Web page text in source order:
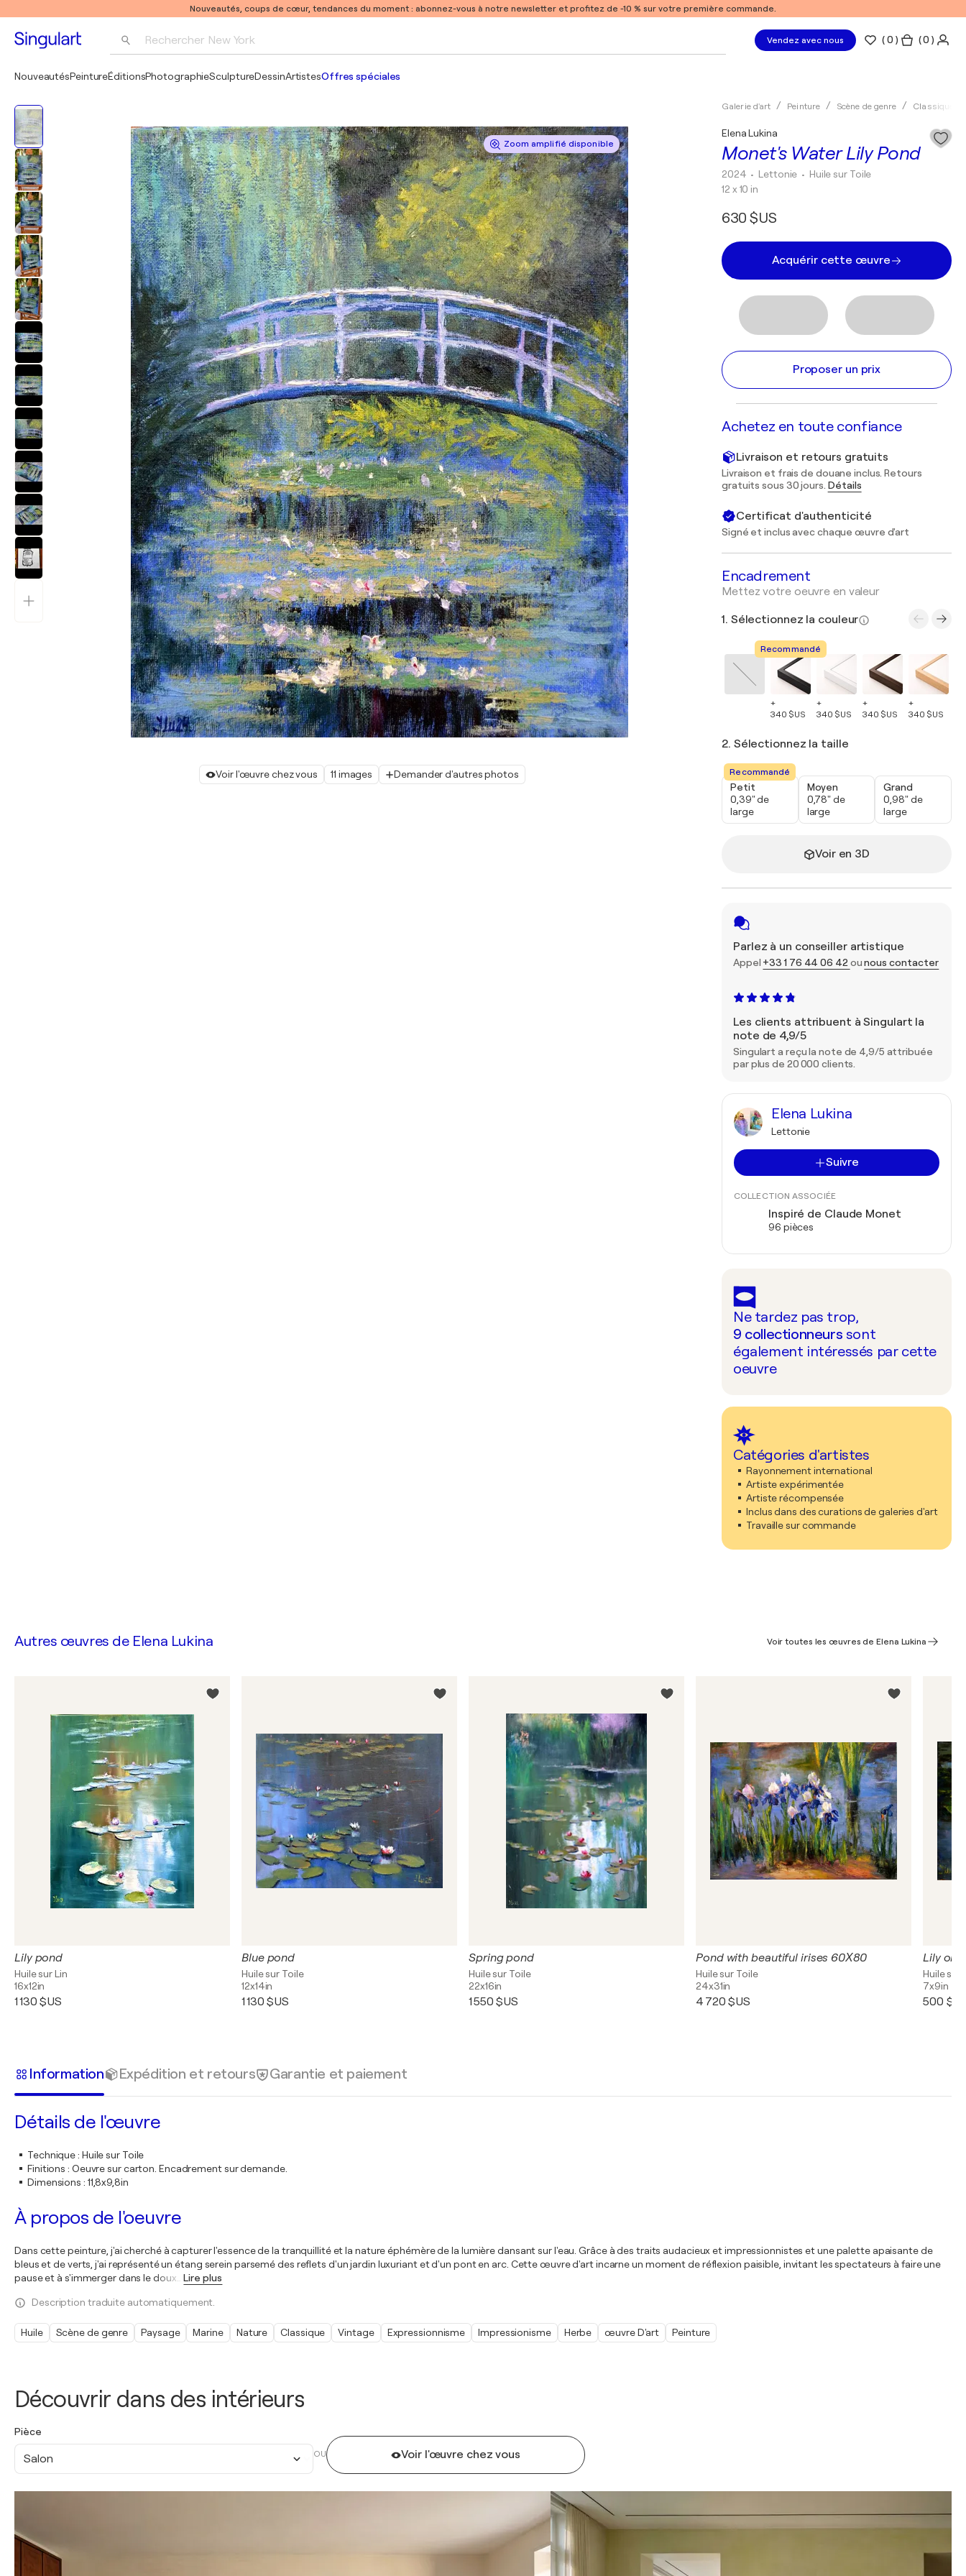
Nouveautés, coups de cœur, tendances du moment : abonnez-vous à notre newsletter et profitez de -10 % sur votre première commande.
Rechercher New York
Pablo Picasso
Vendez avec nous (0 ) ( 0 )
NouveautésPeintureÉditionsPhotographieSculptureDessinArtistesOffres spéciales
Zoom amplifié disponible
Voir l'œuvre chez vous 11 images Demander d'autres photos
Galerie d'art Peinture Scène de genre Classique
Monet's Water Lily Pond
Elena Lukina
2024 • Lettonie • Huile sur Toile
12 x 10 in
630 $US
Acquérir cette œuvre
Proposer un prix
Achetez en toute confiance
Livraison et retours gratuits
Livraison et frais de douane inclus. Retours
gratuits sous 30 jours. Détails
Certificat d'authenticité
Signé et inclus avec chaque œuvre d'art
Encadrement
Mettez votre oeuvre en valeur
1. Sélectionnez la couleur
Recommandé
+
340 $US
+
340 $US
+
340 $US
+
340 $US
2. Sélectionnez la taille
Recommandé
Petit
0,39" de
large
Moyen
0,78" de
large
Grand
0,98" de
large
Voir en 3D
Parlez à un conseiller artistique
Appel +33 1 76 44 06 42 ounous contacter
Les clients attribuent à Singulart la
note de 4,9/5
Singulart a reçu la note de 4,9/5 attribuée
par plus de 20 000 clients.
Elena Lukina
Lettonie
Suivre
COLLECTION ASSOCIÉE
Inspiré de Claude Monet
96 pièces
Ne tardez pas trop,
9 collectionneurs sont
également intéressés par cette
oeuvre
Catégories d'artistes
Rayonnement international
Artiste expérimentée
Artiste récompensée
Inclus dans des curations de galeries d'art
Travaille sur commande
Découvrir dans des intérieurs
Pièce
Salon OU Voir l'œuvre chez vous
Autres œuvres de Elena Lukina Voir toutes les œuvres de Elena Lukina
Lily pond
Huile sur Lin
16x12in
1 130 $US
Blue pond
Huile sur Toile
12x14in
1 130 $US
Spring pond
Huile sur Toile
22x16in
1 550 $US
Pond with beautiful irises 60Х80
Huile sur Toile
24x31in
4 720 $US
Lily on
Huile sur
7x9in
500
Information Expédition et retours Garantie et paiement
Détails de l'œuvre
Technique: Huile sur Toile
Finitions : Oeuvre sur carton. Encadrement sur demande.
Dimensions : 11,8x9,8in
À propos de l'oeuvre
Dans cette peinture, j'ai cherché à capturer l'essence de la tranquillité et la nature éphémère de la lumière dansant sur l'eau. Grâce à des traits audacieux et impressionnistes et une palette apaisante de
bleus et de verts, j'ai représenté un étang serein parsemé des reflets d'un jardin luxuriant et d'un pont en arc. Cette œuvre d'art incarne un moment de réflexion paisible, invitant les spectateurs à faire une
pause et à s'immerger dans le doux
Lire plus
Description traduite automatiquement.
Huile Scène de genre Paysage Marine Nature Classique Vintage Expressionnisme Impressionisme Herbe œuvre D'art Peinture